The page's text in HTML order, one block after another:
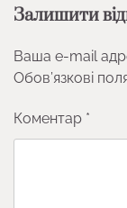
Залишити
Ваша e-mail
Обов’язкові
Коментар *